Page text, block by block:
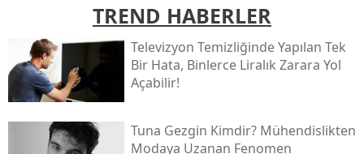
TREND HABERLER
Televizyon Temizliğinde Yapılan Tek
Bir Hata, Binlerce Liralık Zarara Yol
Açabilir!
Tuna Gezgin Kimdir? Mühendislikten
Modaya Uzanan Fenomen